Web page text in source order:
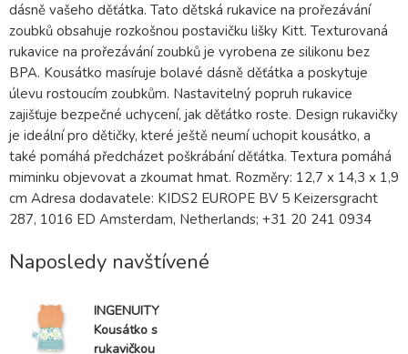
dásně vašeho děťátka. Tato dětská rukavice na prořezávání
zoubků obsahuje rozkošnou postavičku lišky Kitt. Texturovaná
rukavice na prořezávání zoubků je vyrobena ze silikonu bez
BPA. Kousátko masíruje bolavé dásně děťátka a poskytuje
úlevu rostoucím zoubkům. Nastavitelný popruh rukavice
zajišťuje bezpečné uchycení, jak děťátko roste. Design rukavičky
je ideální pro dětičky, které ještě neumí uchopit kousátko, a
také pomáhá předcházet poškrábání děťátka. Textura pomáhá
miminku objevovat a zkoumat hmat. Rozměry: 12,7 x 14,3 x 1,9
cm Adresa dodavatele: KIDS2 EUROPE BV 5 Keizersgracht
287, 1016 ED Amsterdam, Netherlands; +31 20 241 0934
Naposledy navštívené
INGENUITY
Kousátko s
rukavičkou